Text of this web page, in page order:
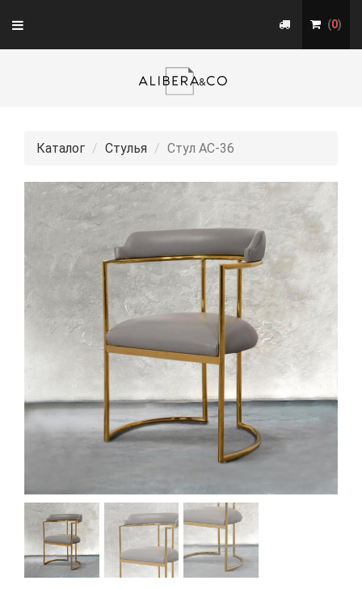
Toggle
navigation
(0)
Каталог Стулья Стул АС-36